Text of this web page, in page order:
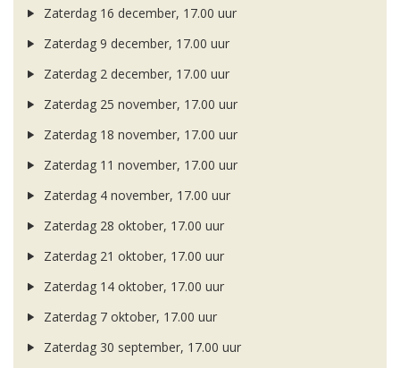
Zaterdag 16 december, 17.00 uur
Zaterdag 9 december, 17.00 uur
Zaterdag 2 december, 17.00 uur
Zaterdag 25 november, 17.00 uur
Zaterdag 18 november, 17.00 uur
Zaterdag 11 november, 17.00 uur
Zaterdag 4 november, 17.00 uur
Zaterdag 28 oktober, 17.00 uur
Zaterdag 21 oktober, 17.00 uur
Zaterdag 14 oktober, 17.00 uur
Zaterdag 7 oktober, 17.00 uur
Zaterdag 30 september, 17.00 uur